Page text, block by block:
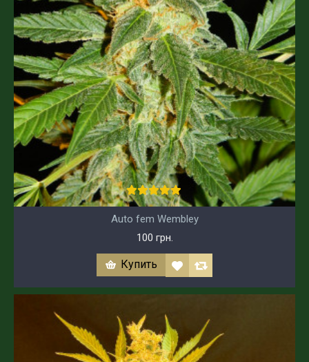
Auto fem Wembley
100 грн.
Купить